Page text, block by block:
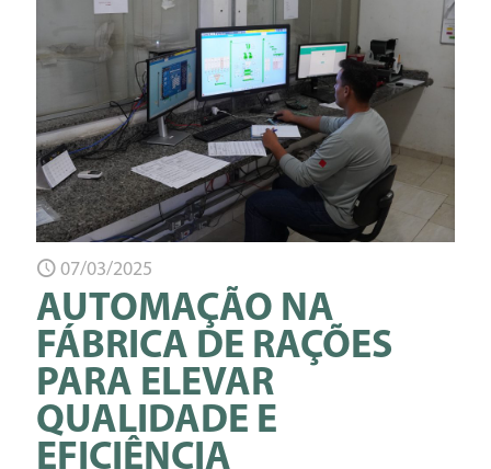
07/03/2025
AUTOMAÇÃO NA
FÁBRICA DE RAÇÕES
PARA ELEVAR
QUALIDADE E
EFICIÊNCIA